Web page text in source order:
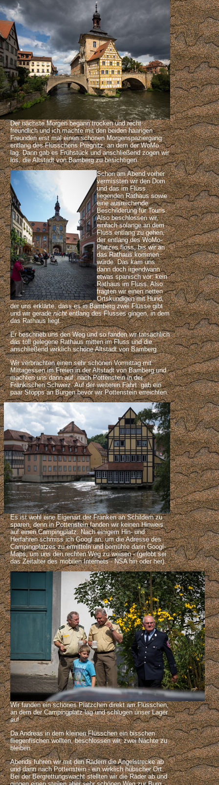
Der nächste Morgen begann trocken und recht
freundlich und ich machte mit den beiden haarigen
Freunden erst mal einen schönen Morgenspaziergang
entlang des Flüsschens Pregnitz, an dem der WoMo
lag. Dann gab es Frühstück und anschließend zogen wir
los, die Altstadt von Bamberg zu besichtigen.
Schon am Abend vorher
vermissten wir den Dom
und das im Fluss
liegenden Rathaus sowie
eine ausreichende
Beschilderung für Touris.
Also beschlossen wir,
einfach solange an dem
Fluss entlang zu gehen,
der entlang des WoMo-
Platzes floss, bis wir an
das Rathaus kommen
würde. Das kam uns
dann doch irgendwann
etwas spanisch vor: kein
Rathaus im Fluss. Also
fragten wir einen netten
Ortskundigen mit Hund,
der uns erklärte, dass es in Bamberg zwei Flüsse gibt
und wir geradenichtentlang des Flusses gingen, in dem
das Rathaus liegt.
Er beschrieb uns den Weg und so fanden wir tatsächlich
das toll gelegene Rathaus mitten im Fluss und die
anschließend wirklich schöne Altstadt von Bamberg.
Wir verbrachten einen sehr schönen Vormittag mit
Mittagessen im Freien in der Altstadt von Bamberg und
machten uns dann auf nach Pottenstein in der
Fränkischen Schweiz. Auf der weiteren Fahrt gab ein
paar Stopps an Burgen bevor wir Pottenstein erreichten.
Es ist wohl eine Eigenart der Franken an Schildern zu
sparen, denn in Pottenstein fanden wir keinen Hinweis
auf einen Campingplatz. Nach einigem Hin- und
Herfahren schmiss ich Googl an, um die Adresse des
Campingplatzes zu ermitteln und bemühte dann Googl-
Maps, um uns den rechten Weg zu weisen - (gelobt sei
das Zeitalter des mobilen Internets - NSA hin oder her).
Wir fanden ein schönes Plätzchen direkt am Flüsschen,
an dem der Campingplatz lag und schlugen unser Lager
auf.
Da Andreas in dem kleinen Flüsschen ein bisschen
fliegenfischen wollten, beschlossen wir, zwei Nächte zu
bleiben.
Abends fuhren wir mit den Rädern die Angelstrecke ab
und dann nach Pottenstein - ein wirklich hübscher Ort.
Bei der Bergrettungswacht stellten wir die Räder ab und